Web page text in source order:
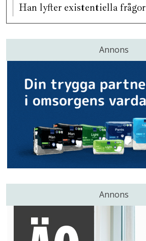
Han lyfter existentiella frågor
Annons
Annons